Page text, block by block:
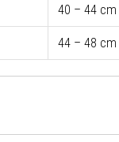
40 – 44 cm
44 – 48 cm